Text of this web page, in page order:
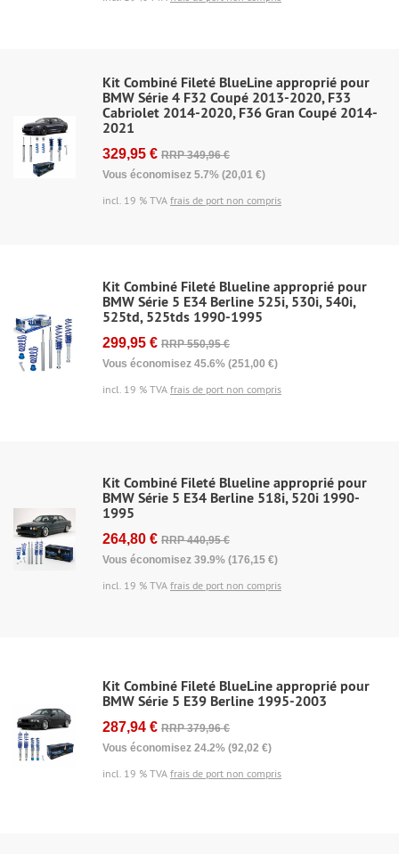
Kit Combiné Fileté BlueLine approprié pour
BMW Série 4 F32 Coupé 2013-2020, F33
Cabriolet 2014-2020, F36 Gran Coupé 2014-
2021
329,95 € RRP 349,96 €
Vous économisez 5.7% (20,01 €)
incl. 19 % TVA frais de port non compris
Kit Combiné Fileté Blueline approprié pour
BMW Série 5 E34 Berline 525i, 530i, 540i,
525td, 525tds 1990-1995
299,95 € RRP 550,95 €
Vous économisez 45.6% (251,00 €)
incl. 19 % TVA frais de port non compris
Kit Combiné Fileté Blueline approprié pour
BMW Série 5 E34 Berline 518i, 520i 1990-
1995
264,80 € RRP 440,95 €
Vous économisez 39.9% (176,15 €)
incl. 19 % TVA frais de port non compris
Kit Combiné Fileté BlueLine approprié pour
BMW Série 5 E39 Berline 1995-2003
287,94 € RRP 379,96 €
Vous économisez 24.2% (92,02 €)
incl. 19 % TVA frais de port non compris